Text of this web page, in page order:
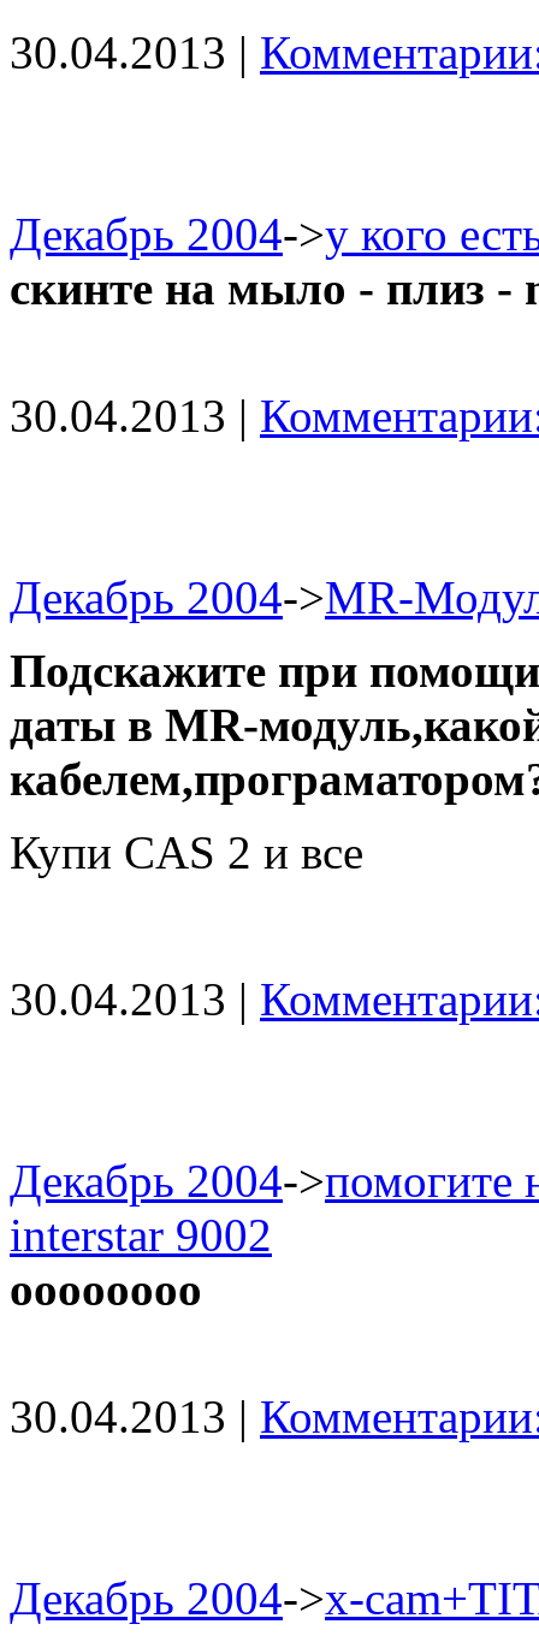
30.04.2013 |
Декабрь 2004->у кого
скинте на мыло - плиз -
30.04.2013 |
Декабрь 2004->MR-
Подскажите при
даты в MR-
Купи CAS 2 и все
30.04.2013 |
Декабрь 2004->помогите
interstar 9002
oooooooo
30.04.2013 |
Декабрь 2004->x-